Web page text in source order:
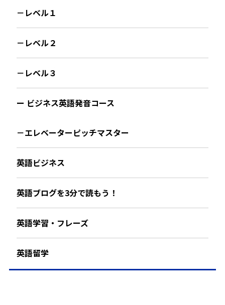
－レベル１
－レベル２
－レベル３
ー ビジネス英語発音コース
－エレベーターピッチマスター
英語ビジネス
英語ブログを3分で読もう！
英語学習・フレーズ
英語留学